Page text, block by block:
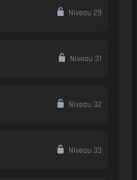
Niveau 29
Niveau 31
Niveau 32
Niveau 33